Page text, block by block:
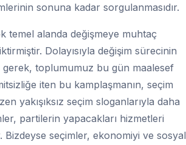
sonuna kadar sorgulanmasıdır.
temel alanda değişmeye muhtaç
Dolayısıyla değişim sürecinin
gerek, toplumumuz bu gün maalesef
iten bu kamplaşmanın, seçim
yakışıksız seçim sloganlarıyla daha
partilerin yapacakları hizmetleri
Bizdeyse seçimler, ekonomiyi ve sosyal